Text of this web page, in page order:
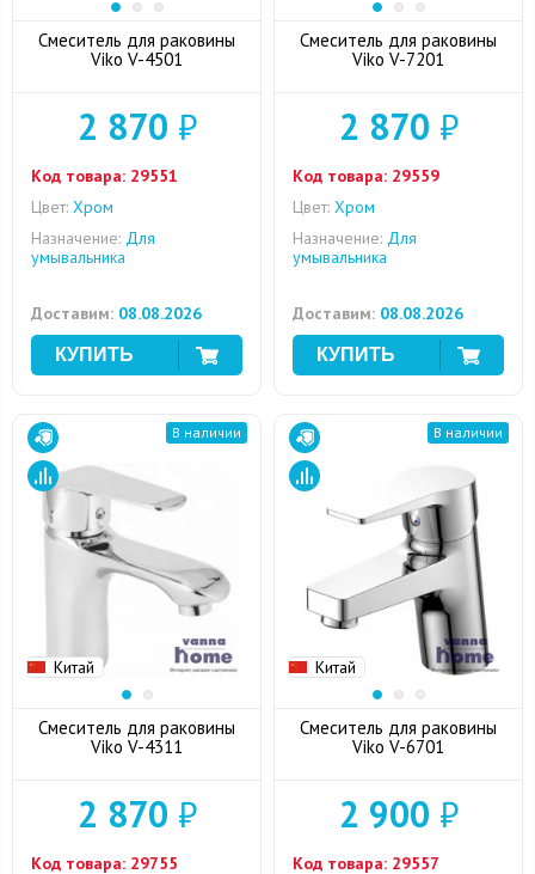
Смеситель для раковины
Viko V-4501
2 870 ₽
Код товара: 29551
Цвет: Хром
Назначение: Для
умывальника
Доставим: 08.08.2026
Смеситель для раковины
Viko V-7201
2 870 ₽
Код товара: 29559
Цвет: Хром
Назначение: Для
умывальника
Доставим: 08.08.2026
Китай
В наличии
Смеситель для раковины
Viko V-4311
2 870 ₽
Код товара: 29755
Китай
В наличии
Смеситель для раковины
Viko V-6701
2 900 ₽
Код товара: 29557